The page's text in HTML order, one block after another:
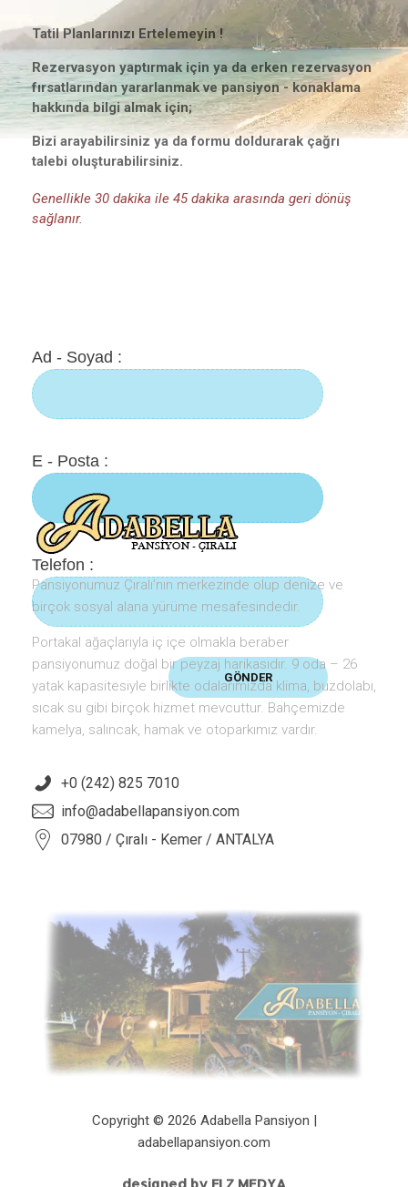
Tatil Planlarınızı Ertelemeyin !
Rezervasyon yaptırmak için ya da erken rezervasyon
fırsatlarından yararlanmak ve pansiyon - konaklama
hakkında bilgi almak için;
Bizi arayabilirsiniz ya da formu doldurarak çağrı
talebi oluşturabilirsiniz.
Genellikle 30 dakika ile 45 dakika arasında geri dönüş
sağlanır.
Ad - Soyad :
E - Posta :
Telefon :
Pansiyonumuz Çıralı’nın merkezinde olup denize ve
birçok sosyal alana yürüme mesafesindedir.
Portakal ağaçlarıyla iç içe olmakla beraber
pansiyonumuz doğal bir peyzaj harikasıdır. 9 oda – 26
yatak kapasitesiyle birlikte odalarımızda klima, buzdolabı,
sıcak su gibi birçok hizmet mevcuttur. Bahçemizde
kamelya, salıncak, hamak ve otoparkımız vardır.
+0 (242) 825 7010
info@adabellapansiyon.com
07980 / Çıralı - Kemer / ANTALYA
Copyright © 2026 Adabella Pansiyon |
adabellapansiyon.com